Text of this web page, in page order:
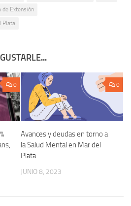
de Extensión
Plata
0 0
Avances y deudas en torno a
la Salud Mental en Mar del
Plata
JUNIO 8, 2023